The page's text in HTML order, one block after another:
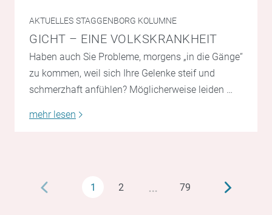
AKTUELLES STAGGENBORG KOLUMNE
GICHT – EINE VOLKSKRANKHEIT
Haben auch Sie Probleme, morgens „in die Gänge“
zu kommen, weil sich Ihre Gelenke steif und
schmerzhaft anfühlen? Möglicherweise leiden …
mehr lesen
1 2 … 79